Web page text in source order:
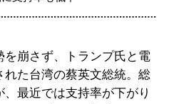
崩さず、トランプ氏と電
た台湾の蔡英文総統。総
最近では支持率が下がり